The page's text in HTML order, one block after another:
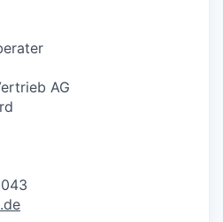
AG